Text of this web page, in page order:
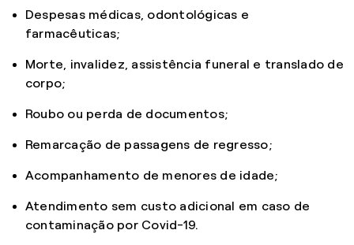
Despesas médicas, odontológicas e
farmacêuticas;
Morte, invalidez, assistência funeral e translado de
corpo;
Roubo ou perda de documentos;
Remarcação de passagens de regresso;
Acompanhamento de menores de idade;
Atendimento sem custo adicional em caso de
contaminação por Covid-19.